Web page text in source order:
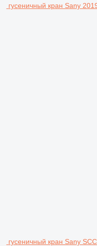
гусеничный кран Sany
гусеничный кран Sany